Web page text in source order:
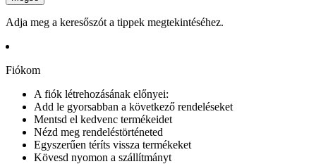
Adja meg a keresőszót a tippek megtekintéséhez.
Fiókom
A fiók létrehozásának előnyei:
Add le gyorsabban a következő rendeléseket
Mentsd el kedvenc termékeidet
Nézd meg rendeléstörténeted
Egyszerűen téríts vissza termékeket
Kövesd nyomon a szállítmányt